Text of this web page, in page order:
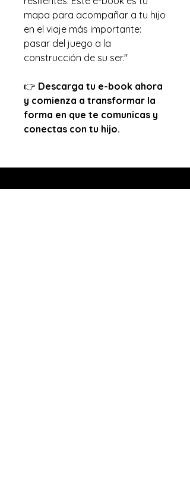
mapa para acompañar a tu hijo
en el viaje más importante:
pasar del juego a la
construcción de su ser."
👉 Descarga tu e-book ahora
y comienza a transformar la
forma en que te comunicas y
conectas con tu hijo.